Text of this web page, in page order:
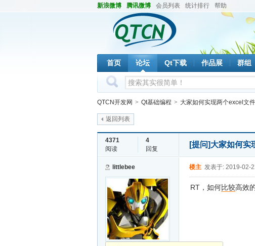
新浪微博 腾讯微博 会员列表 统计排行 帮助
首页 论坛 Qt下载 作品展 群组
QTCN开发网 > Qt基础编程 > 大家如何实现两个excel文
返回列表
4371
阅读
4
回复
[提问]大家如何实
littlebee 楼主 发表于: 2019-02-
RT，如何比较高效